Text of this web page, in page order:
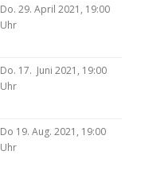
Do. 29. April 2021, 19:00
Uhr
Do. 17. Juni 2021, 19:00
Uhr
Do 19. Aug. 2021, 19:00
Uhr